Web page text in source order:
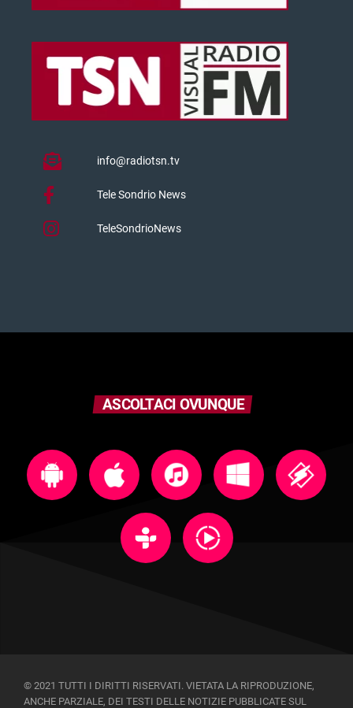
info@radiotsn.tv
Tele Sondrio News
TeleSondrioNews
ASCOLTACI OVUNQUE
© 2021 TUTTI I DIRITTI RISERVATI. VIETATA LA RIPRODUZIONE,
ANCHE PARZIALE, DEI TESTI DELLE NOTIZIE PUBBLICATE SUL